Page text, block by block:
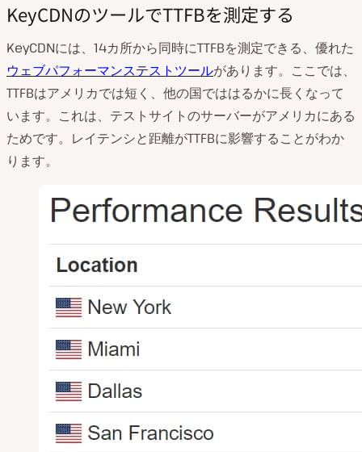
KeyCDNのツールでTTFBを測定する
KeyCDNには、14カ所から同時にTTFBを測定できる、優れた
ウェブパフォーマンステストツールがあります。ここでは、
TTFBはアメリカでは短く、他の国でははるかに長くなって
います。これは、テストサイトのサーバーがアメリカにある
ためです。レイテンシと距離がTTFBに影響することがわか
ります。